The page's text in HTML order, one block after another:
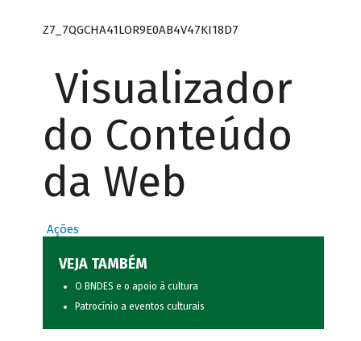
Z7_7QGCHA41LOR9E0AB4V47KI18D7
Visualizador
do Conteúdo
da Web
Ações
VEJA TAMBÉM
O BNDES e o apoio à cultura
Patrocínio a eventos culturais